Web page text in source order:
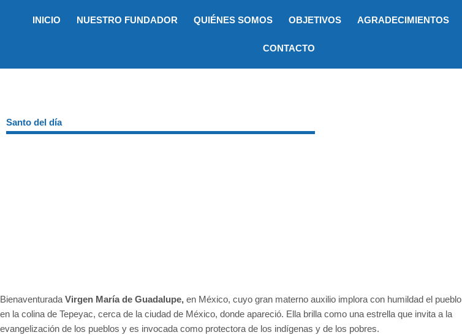
INICIO NUESTRO FUNDADOR QUIÉNES SOMOS OBJETIVOS AGRADECIMIENTOS
CONTACTO
Santo del día
Bienaventurada Virgen María de Guadalupe, en México, cuyo gran materno auxilio implora con humildad el pueblo
en la colina de Tepeyac, cerca de la ciudad de México, donde apareció. Ella brilla como una estrella que invita a la
evangelización de los pueblos y es invocada como protectora de los indígenas y de los pobres.